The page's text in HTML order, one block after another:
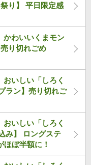
り】 平日限定感
かわいいくまモン
り切れごめ
いしい「しろく
ラン】売り切れご
いしい「しろく
み】 ロングステ
ぼ半額に！